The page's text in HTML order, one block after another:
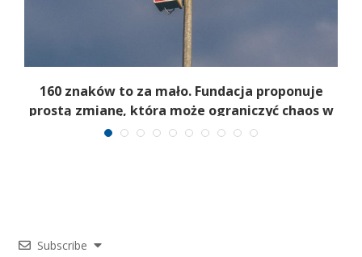
160 znaków to za mało. Fundacja proponuje
prostą zmianę, która może ograniczyć chaos w
kryzysie
Subscribe